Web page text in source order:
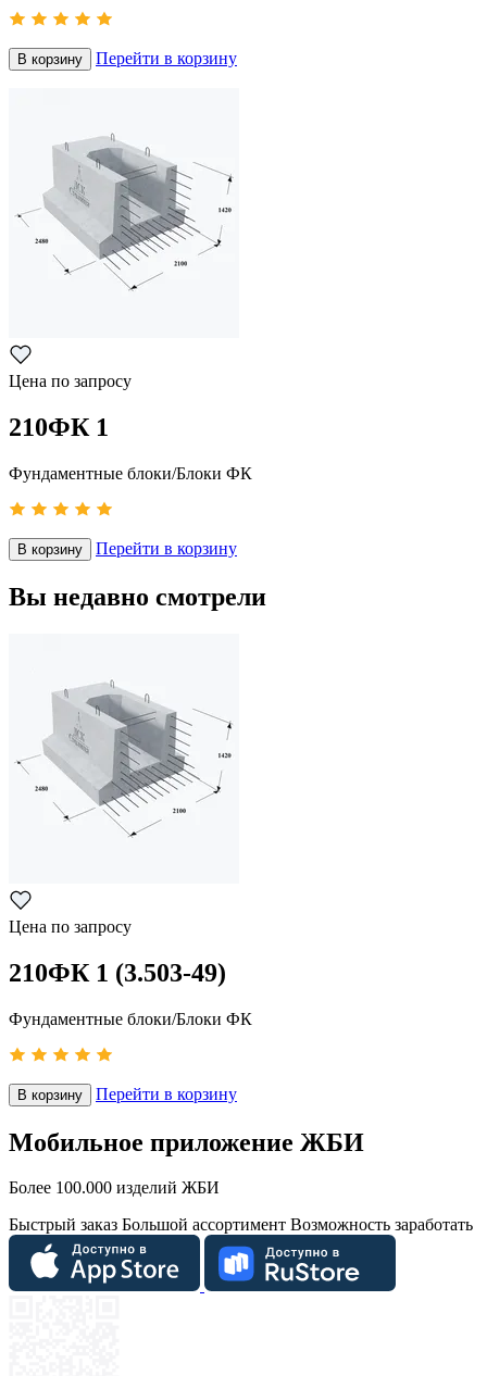
В корзину Перейти в корзину
Цена по запросу
210ФК 1
Фундаментные блоки/Блоки ФК
В корзину Перейти в корзину
Вы недавно смотрели
Цена по запросу
210ФК 1 (3.503-49)
Фундаментные блоки/Блоки ФК
В корзину Перейти в корзину
Мобильное приложение ЖБИ
Более 100.000 изделий ЖБИ
Быстрый заказ Большой ассортимент Возможность заработать